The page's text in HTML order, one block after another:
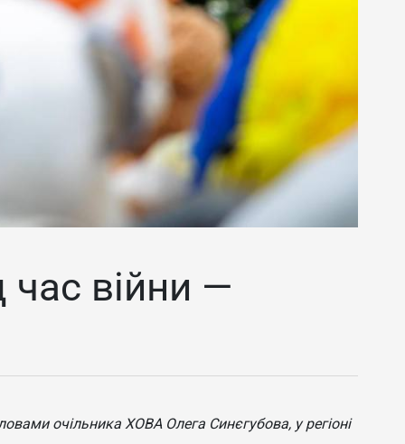
час війни —
очільника ХОВА Олега Синєгубова, у регіоні